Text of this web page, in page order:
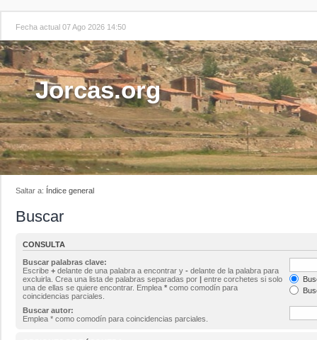
Fecha actual 07 Ago 2026 14:50
Jorcas.org
Saltar a: Índice general
Buscar
CONSULTA
Buscar palabras clave:
Escribe + delante de una palabra a encontrar y - delante de la palabra para
excluirla. Crea una lista de palabras separadas por | entre corchetes si solo
una de ellas se quiere encontrar. Emplea * como comodín para
coincidencias parciales.
Buscar autor:
Emplea * como comodín para coincidencias parciales.